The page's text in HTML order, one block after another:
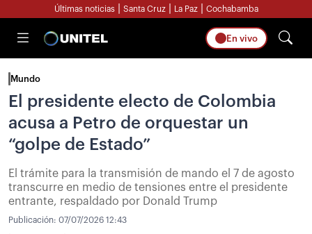
Últimas noticias Santa Cruz La Paz Cochabamba
En vivo
Mundo
El presidente electo de Colombia
acusa a Petro de orquestar un
“golpe de Estado”
El trámite para la transmisión de mando el 7 de agosto
transcurre en medio de tensiones entre el presidente
entrante, respaldado por Donald Trump
Publicación: 07/07/2026 12:43